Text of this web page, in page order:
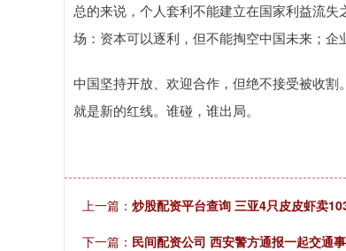
总的来说，个人套利不能建立在国家利益流
场：资本可以逐利，但不能掏空中国未来；企
中国坚持开放、欢迎合作，但绝不接受被收
就是新的红线。谁碰，谁出局。
上一篇： 炒股配资平台查询 三亚4只皮皮虾卖
下一篇： 民间配资公司 西安警方通报一起交通